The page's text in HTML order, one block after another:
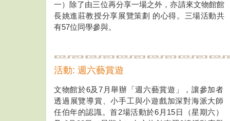
一）除了由三位再分享一場之外，亦請來文物館館
長姚進莊教授分享展覽策劃 的心得。三場活動共
有57位同學參與。
活動: 週六藝賞遊
文物館於6及7月舉辦「週六藝賞遊」，讓參加者
透過展覽導賞、小手工與小遊戲加深對海派大師
任伯年的認識。首2場活動於6月15日（星期六）